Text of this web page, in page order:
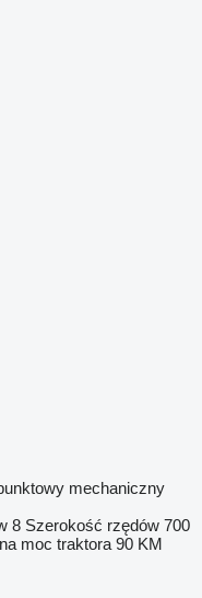
mechaniczny
8 Szerokość rzędów 700
moc traktora 90 KM